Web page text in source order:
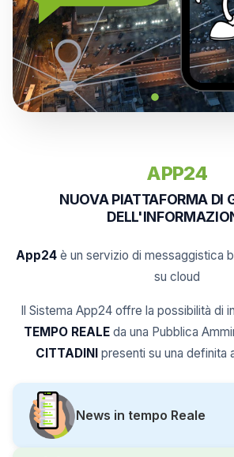
APP24
NUOVA PIATTAFORMA DI
App24 è un servizio di messaggistica
su cloud
Il Sistema App24 offre la possibilità di
TEMPO REALEda una Pubblica
CITTADINI presenti su una definita
News in tempo Reale